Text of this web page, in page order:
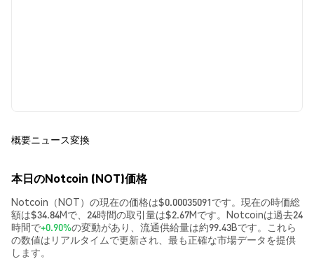
概要ニュース変換
本日のNotcoin (NOT)価格
Notcoin（NOT）の現在の価格は$0.00035091です。現在の時価総
額は$34.84Mで、24時間の取引量は$2.67Mです。Notcoinは過去24
時間で+0.90%の変動があり、流通供給量は約99.43Bです。これら
の数値はリアルタイムで更新され、最も正確な市場データを提供
します。